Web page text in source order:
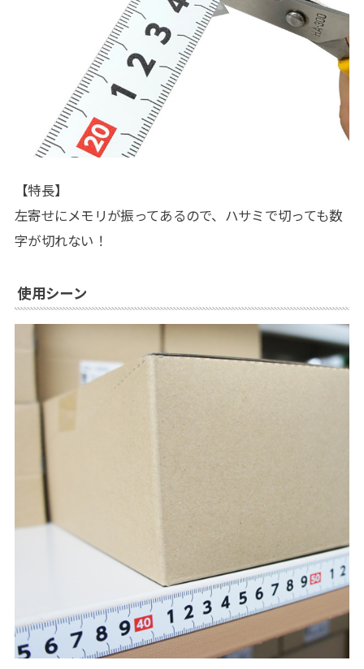
【特長】
左寄せにメモリが振ってあるので、ハサミで切っても数
字が切れない！
使用シーン